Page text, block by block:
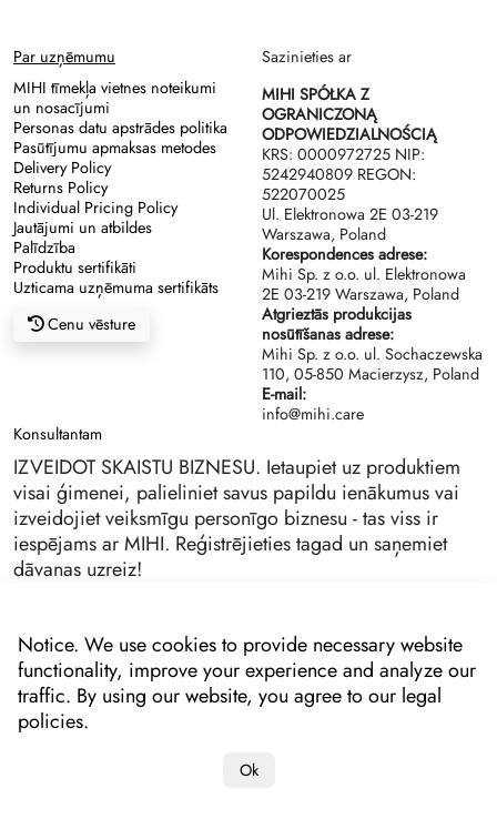
Par uzņēmumu
MIHI tīmekļa vietnes noteikumi
un nosacījumi
Personas datu apstrādes politika
Pasūtījumu apmaksas metodes
Delivery Policy
Returns Policy
Individual Pricing Policy
Jautājumi un atbildes
Palīdzība
Produktu sertifikāti
Uzticama uzņēmuma sertifikāts
Cenu vēsture
Sazinieties ar
MIHI SPÓŁKA Z
OGRANICZONĄ
ODPOWIEDZIALNOŚCIĄ
KRS: 0000972725 NIP:
5242940809 REGON:
522070025
Ul. Elektronowa 2Е 03-219
Warszawa, Poland
Korespondences adrese:
Mihi Sp. z o.o. ul. Elektronowa
2Е 03-219 Warszawa, Poland
Atgrieztās produkcijas
nosūtīšanas adrese:
Mihi Sp. z o.o. ul. Sochaczewska
110, 05-850 Macierzysz, Poland
E-mail:
info@mihi.care
Konsultantam
IZVEIDOT SKAISTU BIZNESU. Ietaupiet uz produktiem
visai ģimenei, palieliniet savus papildu ienākumus vai
izveidojiet veiksmīgu personīgo biznesu - tas viss ir
iespējams ar MIHI. Reģistrējieties tagad un saņemiet
dāvanas uzreiz!
Notice. We use cookies to provide necessary website
functionality, improve your experience and analyze our
traffic. By using our website, you agree to our legal
policies.
Ok